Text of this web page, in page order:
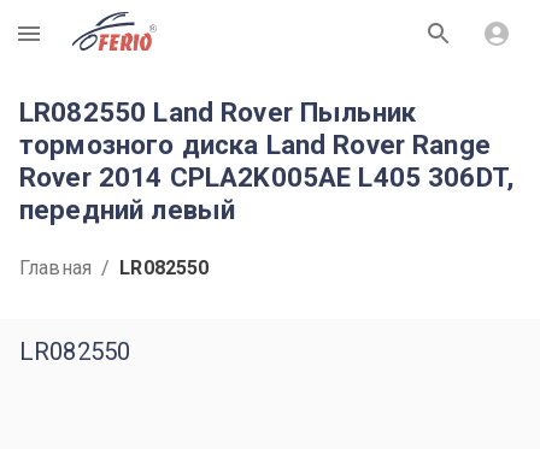
R
LR082550 Land Rover Пыльник
тормозного диска Land Rover Range
Rover 2014 CPLA2K005AE L405 306DT,
передний левый
Главная / LR082550
LR082550